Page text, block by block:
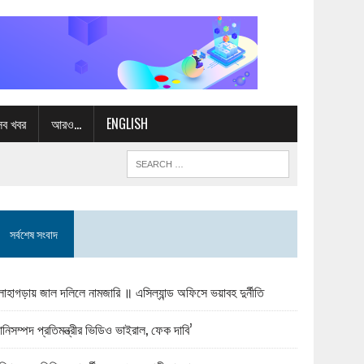
খবর আরও… ENGLISH
সর্বশেষ সংবাদ
জাল দলিলে নামজারি ॥ এসিল্যান্ড অফিসে ভয়াবহ দুর্নীতি
প্রতিমন্ত্রীর ভিডিও ভাইরাল, ফেক দাবি’